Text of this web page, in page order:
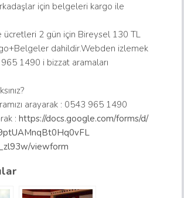
için belgeleri kargo ile
2 gün için Bireysel 130 TL
dahildir.Webden izlemek
1490 i bizzat aramaları
arayarak : 0543 965 1490
:https://docs.google.com/forms/d/
viewform